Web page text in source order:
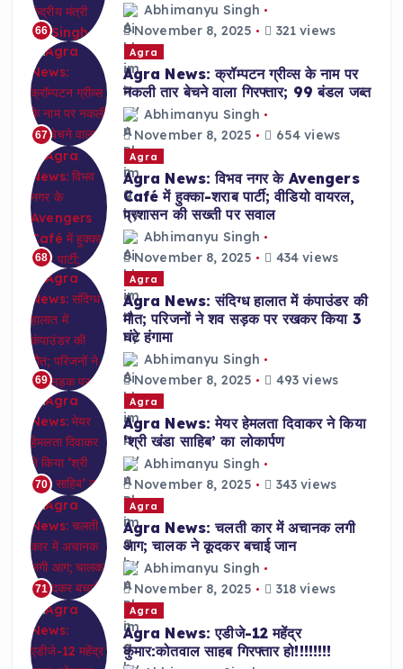
66
Abhimanyu Singh
November 8, 2025
321 views
67
Agra
Agra News: क्रॉम्पटन ग्रीव्स के नाम पर
नकली तार बेचने वाला गिरफ्तार; 99 बंडल जब्त
Abhimanyu Singh
November 8, 2025
654 views
68
Agra
Agra News: विभव नगर के Avengers
Café में हुक्का-शराब पार्टी; वीडियो वायरल,
प्रशासन की सख्ती पर सवाल
Abhimanyu Singh
November 8, 2025
434 views
69
Agra
Agra News: संदिग्ध हालात में कंपाउंडर की
मौत; परिजनों ने शव सड़क पर रखकर किया 3
घंटे हंगामा
Abhimanyu Singh
November 8, 2025
493 views
70
Agra
Agra News: मेयर हेमलता दिवाकर ने किया
‘श्री खंडा साहिब’ का लोकार्पण
Abhimanyu Singh
November 8, 2025
343 views
71
Agra
Agra News: चलती कार में अचानक लगी
आग; चालक ने कूदकर बचाई जान
Abhimanyu Singh
November 8, 2025
318 views
Agra
Agra News: एडीजे-12 महेंद्र
कुमार:कोतवाल साहब गिरफ्तार हो!!!!!!!!